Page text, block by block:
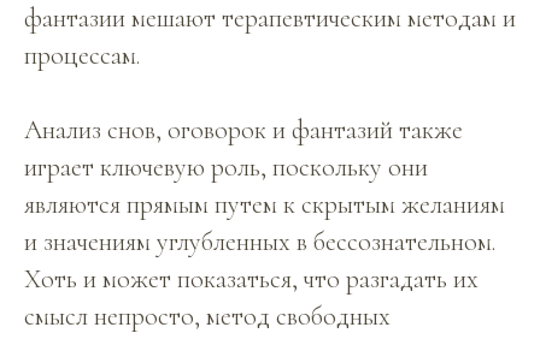
фантазии мешают терапевтическим методам и
процессам.
Анализ снов, оговорок и фантазий также
играет ключевую роль, поскольку они
являются прямым путем к скрытым желаниям
и значениям углубленных в бессознательном.
Хоть и может показаться, что разгадать их
смысл непросто, метод свободных